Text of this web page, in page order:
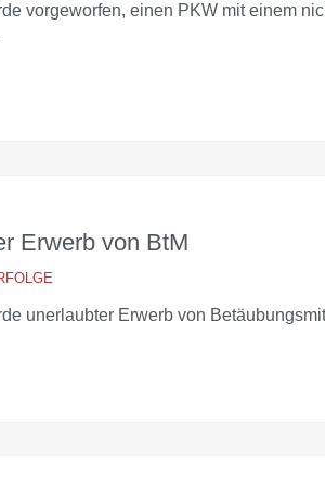
vorgeworfen, einen PKW mit einem
Erwerb von BtM
unerlaubter Erwerb von